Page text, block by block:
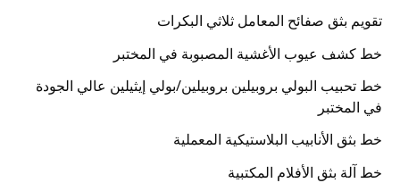
تقويم بثق صفائح المعامل ثلاثي البكرات
خط كشف عيوب الأغشية المصبوبة في المختبر
خط تحبيب البولي بروبيلين بروبيلين/بولي إيثيلين عالي الجودة
في المختبر
خط بثق الأنابيب البلاستيكية المعملية
خط آلة بثق الأفلام المكتبية